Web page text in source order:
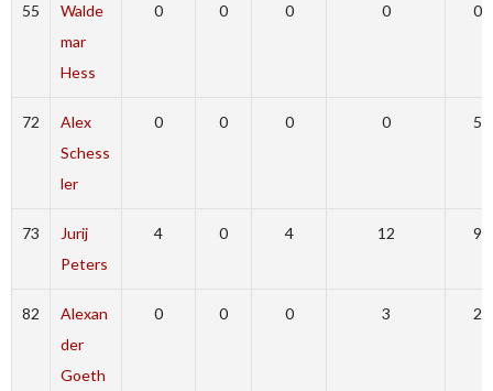
55
Walde
mar
Hess
0 0 0 0 0
72
Alex
Schess
ler
0 0 0 0 5
73
Jurij
Peters
4 0 4 12 9
82
Alexan
der
Goeth
0 0 0 3 2